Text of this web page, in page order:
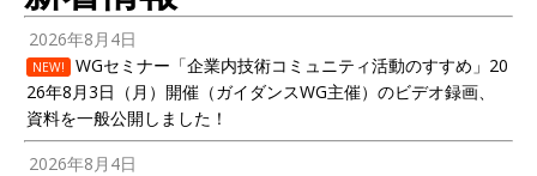
2026年8月4日
NEW!
WGセミナー「企業内技術コミュニティ活動のすすめ」20
26年8月3日（月）開催（ガイダンスWG主催）のビデオ録画、
資料を一般公開しました！
2026年8月4日